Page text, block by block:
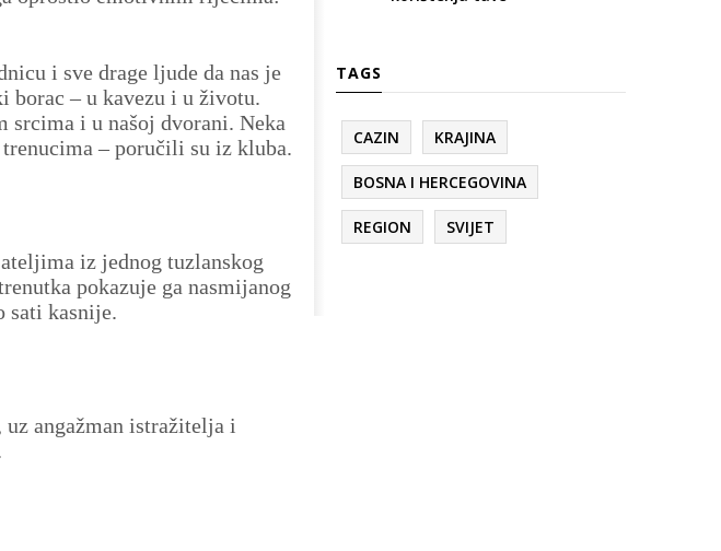
i sve drage ljude da nas je
borac – u kavezu i u životu.
srcima i u našoj dvorani. Neka
– poručili su iz kluba.
iz jednog tuzlanskog
pokazuje ga nasmijanog
sati kasnije.
angažman istražitelja i
TAGS
CAZIN KRAJINA
BOSNA I HERCEGOVINA
REGION SVIJET